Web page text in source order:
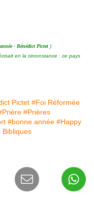
- Bénédict Pictet )
en la circonstance : ce pays
Pictet #Foi Réformée
#Prières
#bonne année #Happy
Bibliques